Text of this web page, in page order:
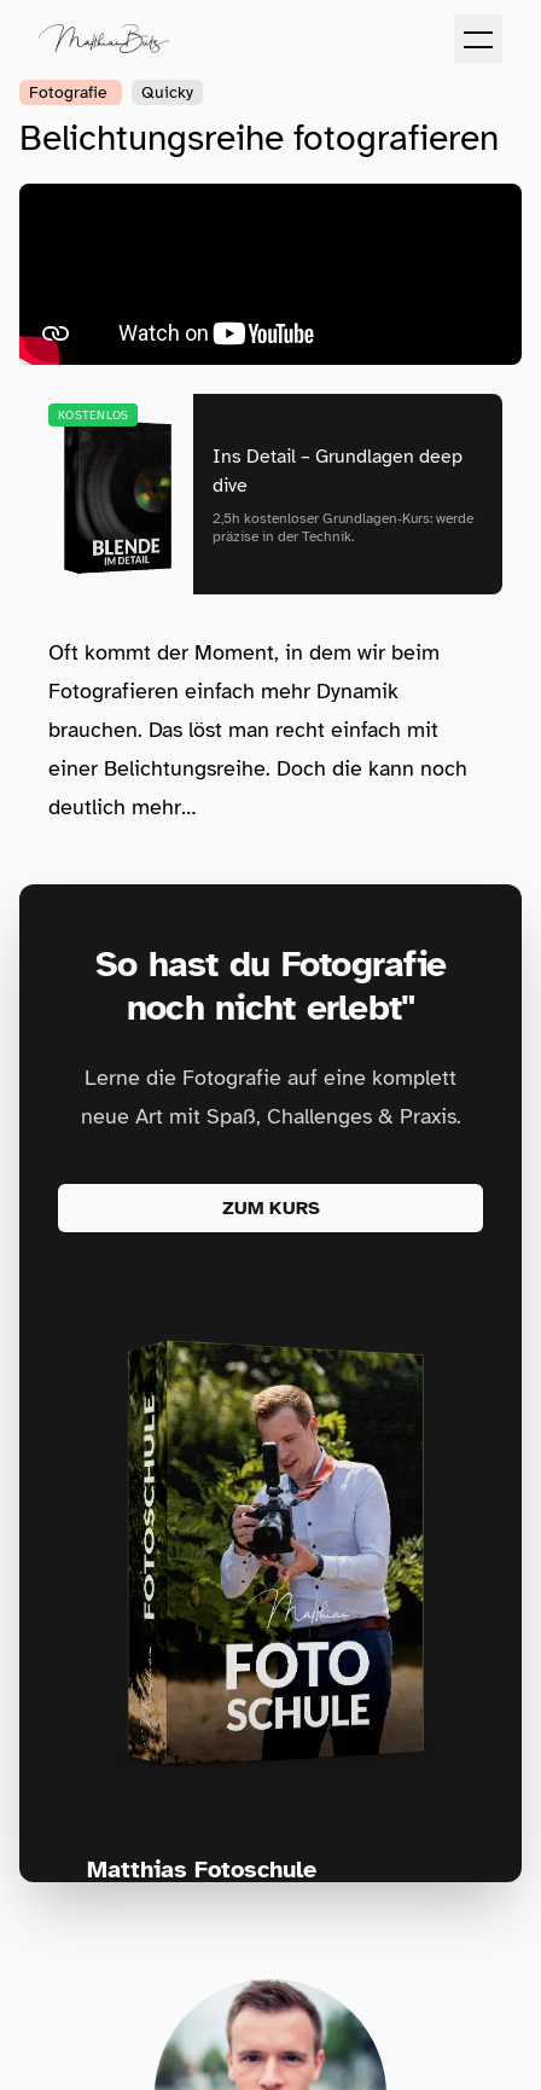
Fotografie Quicky
Belichtungsreihe fotografieren
KOSTENLOS
Ins Detail – Grundlagen deep
dive
2,5h kostenloser Grundlagen‑Kurs: werde
präzise in der Technik.
Oft kommt der Moment, in dem wir beim
Fotografieren einfach mehr Dynamik
brauchen. Das löst man recht einfach mit
einer Belichtungsreihe. Doch die kann noch
deutlich mehr…
So hast du Fotografie
noch nicht erlebt"
Lerne die Fotografie auf eine komplett
neue Art mit Spaß, Challenges & Praxis.
ZUM KURS
Matthias Fotoschule